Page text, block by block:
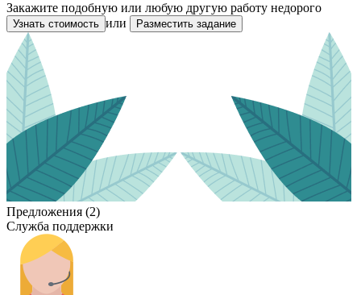
Закажите подобную или любую другую работу недорого
Узнать стоимость или Разместить задание
Предложения (2)
Служба поддержки